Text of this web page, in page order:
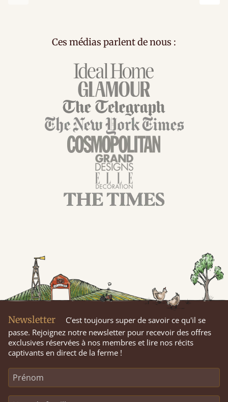
Ces médias parlent de nous :
Newsletter
C’est toujours super de savoir ce qu'il se
passe. Rejoignez notre newsletter pour recevoir des offres
exclusives réservées à nos membres et lire nos récits
captivants en direct de la ferme !